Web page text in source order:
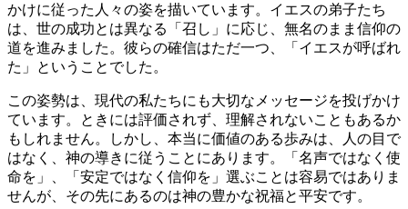
かけに従った人々の姿を描いています。イエスの弟子たち
は、世の成功とは異なる「召し」に応じ、無名のまま信仰の
道を進みました。彼らの確信はただ一つ、「イエスが呼ばれ
た」ということでした。
この姿勢は、現代の私たちにも大切なメッセージを投げかけ
ています。ときには評価されず、理解されないこともあるか
もしれません。しかし、本当に価値のある歩みは、人の目で
はなく、神の導きに従うことにあります。「名声ではなく使
命を」、「安定ではなく信仰を」選ぶことは容易ではありま
せんが、その先にあるのは神の豊かな祝福と平安です。